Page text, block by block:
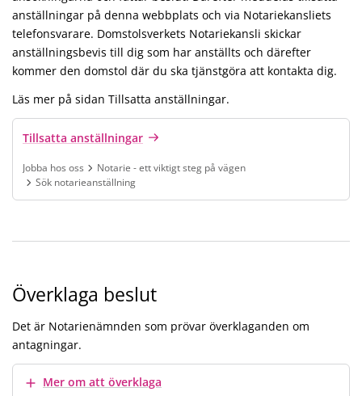
anställningar på denna webbplats och via Notariekansliets
telefonsvarare. Domstolsverkets Notariekansli skickar
anställningsbevis till dig som har anställts och därefter
kommer den domstol där du ska tjänstgöra att kontakta dig.
Läs mer på sidan Tillsatta anställningar.
Tillsatta anställningar
Jobba hos oss
Notarie - ett viktigt steg på vägen
Sök notarieanställning
Finns under:Jobba hos oss, Notarie - ett viktigt steg på vägen, Sök
Överklaga beslut
Det är Notarienämnden som prövar överklaganden om
antagningar.
Visa merMer om att överklaga